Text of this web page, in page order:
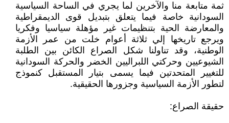
ثمة متابعة منا والآخرين لما يجري في الساحة السياسية
السودانية خاصة فيما يتعلق بتبديل قوى الديمقراطية
والمعارضة الحية بتنظيمات غير مؤهلة سياسيا وفكريا
ويرجع تاريخها إلي ثلاثة أعوام خلت من عمر الأزمة
الوطنية، وقد تناولنا شكل الصراع الكائن بين الطلبة
الشيوعيين وحركتي اللبراليين الخضر والحركة السودانية
للتغيير المتحدتين فيما يسمى بتيار المستقبل كنموذج
لتطور الأزمة السياسية وجزورها الحقيقية.
حقيقة الصراع: